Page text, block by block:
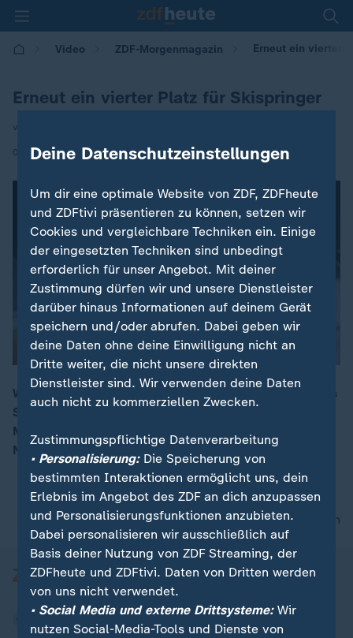
Video ZDF-Morgenmagazin Erneut ein vierter
Erneut ein vierter Platz für Skispringer
von S. Warnke / S. Simon
07.03.2025 | 07:24
Wieder gab es nur einen vierten Platz für Deutschlands
Skispringer. Im Team-Wettbewerb musste sich die
Mannschaft um Karl Geiger Slowenien, Österreich und
Norwegen geschlagen geben.
nach oben
Deine Datenschutzeinstellungen
Um dir eine optimale Website von ZDF, ZDFheute
und ZDFtivi präsentieren zu können, setzen wir
Cookies und vergleichbare Techniken ein. Einige
der eingesetzten Techniken sind unbedingt
erforderlich für unser Angebot. Mit deiner
Zustimmung dürfen wir und unsere Dienstleister
darüber hinaus Informationen auf deinem Gerät
speichern und/oder abrufen. Dabei geben wir
deine Daten ohne deine Einwilligung nicht an
Dritte weiter, die nicht unsere direkten
Dienstleister sind. Wir verwenden deine Daten
auch nicht zu kommerziellen Zwecken.
Zustimmungspflichtige Datenverarbeitung
• Personalisierung:Die Speicherung von
bestimmten Interaktionen ermöglicht uns, dein
Erlebnis im Angebot des ZDF an dich anzupassen
und Personalisierungsfunktionen anzubieten.
Dabei personalisieren wir ausschließlich auf
Basis deiner Nutzung von ZDF Streaming, der
ZDFheute und ZDFtivi. Daten von Dritten werden
von uns nicht verwendet.
• Social Media und externe Drittsysteme:Wir
nutzen Social-Media-Tools und Dienste von